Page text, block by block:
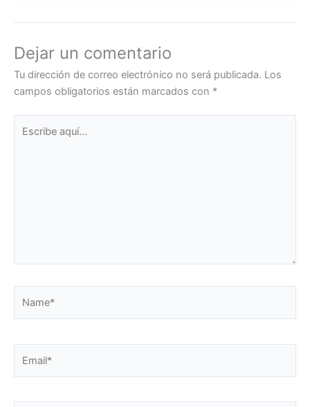
Dejar un comentario
Tu dirección de correo electrónico no será publicada. Los
campos obligatorios están marcados con *
aquí...